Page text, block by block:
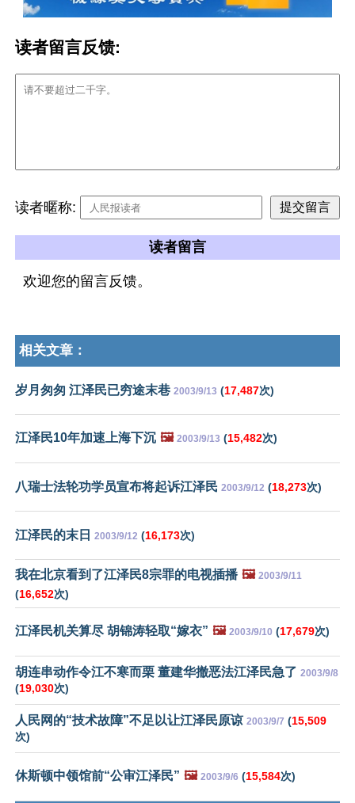
读者留言反馈:
读者暱称:
读者留言
欢迎您的留言反馈。
相关文章：
岁月匆匆 江泽民已穷途末巷 2003/9/13 (17,487次)
江泽民10年加速上海下沉 🖼️ 2003/9/13 (15,482次)
八瑞士法轮功学员宣布将起诉江泽民 2003/9/12 (18,273次)
江泽民的末日 2003/9/12 (16,173次)
我在北京看到了江泽民8宗罪的电视插播 🖼️ 2003/9/11
(16,652次)
江泽民机关算尽 胡锦涛轻取“嫁衣” 🖼️ 2003/9/10 (17,679次)
胡连串动作令江不寒而栗 董建华撤恶法江泽民急了 2003/9/8
(19,030次)
人民网的“技术故障”不足以让江泽民原谅 2003/9/7 (15,509
次)
休斯顿中领馆前“公审江泽民” 🖼️ 2003/9/6 (15,584次)